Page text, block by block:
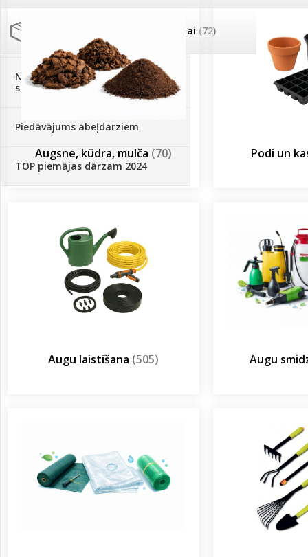
Palīglīdzekļi augu audzēšanai (72)
Klientu Diena
Novatec - izcils mēslošanai arī
sezonas otrajā pusē!
Piedāvājums ābeļdārziem
TOP piemājas dārzam 2024
Augsne, kūdra, mulča (70) Podi un
Augu laistīšana (505) Augu